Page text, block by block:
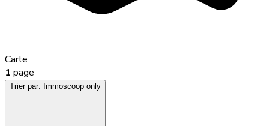
Carte
1 page
Trier par: Immoscoop only